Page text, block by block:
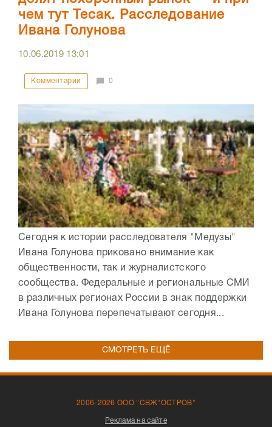
чем тут Тесак. Расследование
Ивана Голунова
10.06.2019 13:01
Комментарии 0
Сегодня к истории расследователя "Медузы"
Ивана Голунова приковано внимание как
общественности, так и журналистского
сообщества. Федеральные и региональные СМИ
в различных регионах России в знак поддержки
Ивана Голунова перепечатывают сегодня...
СМОТРЕТЬ ЕЩЁ
2006-2026 ООО "СВЖ"ОСТРОВ"
Реклама на сайте